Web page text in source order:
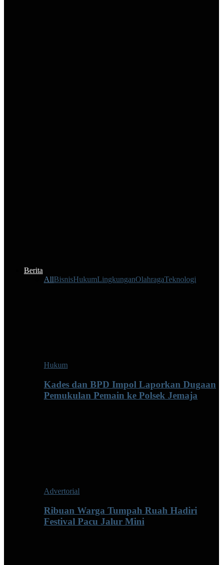
Berita
AllBisnisHukumLingkunganOlahragaTeknologi
Hukum
Kades dan BPD Impol Laporkan Dugaan
Pemukulan Pemain ke Polsek Jemaja
Advertorial
Ribuan Warga Tumpah Ruah Hadiri
Festival Pacu Jalur Mini